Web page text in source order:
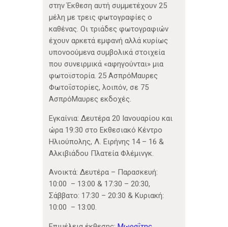
στην Έκθεση αυτή συμμετέχουν 25
μέλη με τρεις φωτογραφίες ο
καθένας. Οι τριάδες φωτογραφιών
έχουν αρκετά εμφανή αλλά κυρίως
υπονοούμενα συμβολικά στοιχεία
που συνειρμικά «αφηγούνται» μια
φωτοϊστορία. 25 ΑσπρόΜαυρες
Φωτοΐστορίες, λοιπόν, σε 75
ΑσπρόΜαυρες εκδοχές.
Εγκαίνια: Δευτέρα 20 Ιανουαρίου και
ώρα 19:30 στο Εκθεσιακό Κέντρο
Ηλιούπολης, Λ. Ειρήνης 14 – 16 &
Αλκιβιάδου Πλατεία Φλέμινγκ.
Ανοικτά: Δευτέρα – Παρασκευή:
10:00 – 13:00 & 17:30 – 20:30,
Σάββατο: 17:30 – 20:30 & Κυριακή:
10:00 – 13:00.